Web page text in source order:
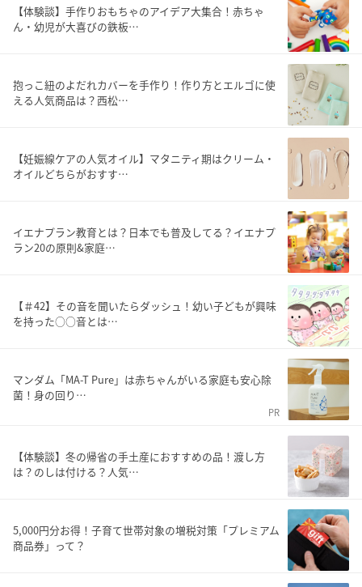
【体験談】手作りおもちゃのアイデア大集合！赤ちゃ
ん・幼児が大喜びの鉄板…
抱っこ紐のよだれカバーを手作り！作り方とエルゴに使
える人気商品は？西松…
【妊娠線ケアの人気オイル】マタニティ期はクリーム・
オイルどちらがおすす…
イエナプラン教育とは？日本でも普及してる？イエナプ
ラン20の原則&家庭…
【＃42】その音を聞いたらダッシュ！幼い子どもが興味
を持った○○音とは…
マンダム「MA-T Pure」は赤ちゃんがいる家庭も安心除
菌！身の回り…
PR
【体験談】冬の帰省の手土産におすすめの品！渡し方
は？のしは付ける？人気…
5,000円分お得！子育て世帯対象の増税対策「プレミアム
商品券」って？